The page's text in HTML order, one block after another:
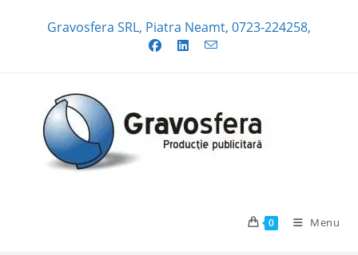
Gravosfera SRL, Piatra Neamt, 0723-224258,
0 Menu